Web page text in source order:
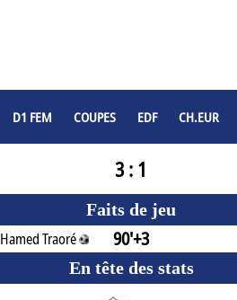
D1 FEM COUPES EDF CH.EUR
3 : 1
Faits de jeu
Hamed Traoré 90'+3
En tête des stats